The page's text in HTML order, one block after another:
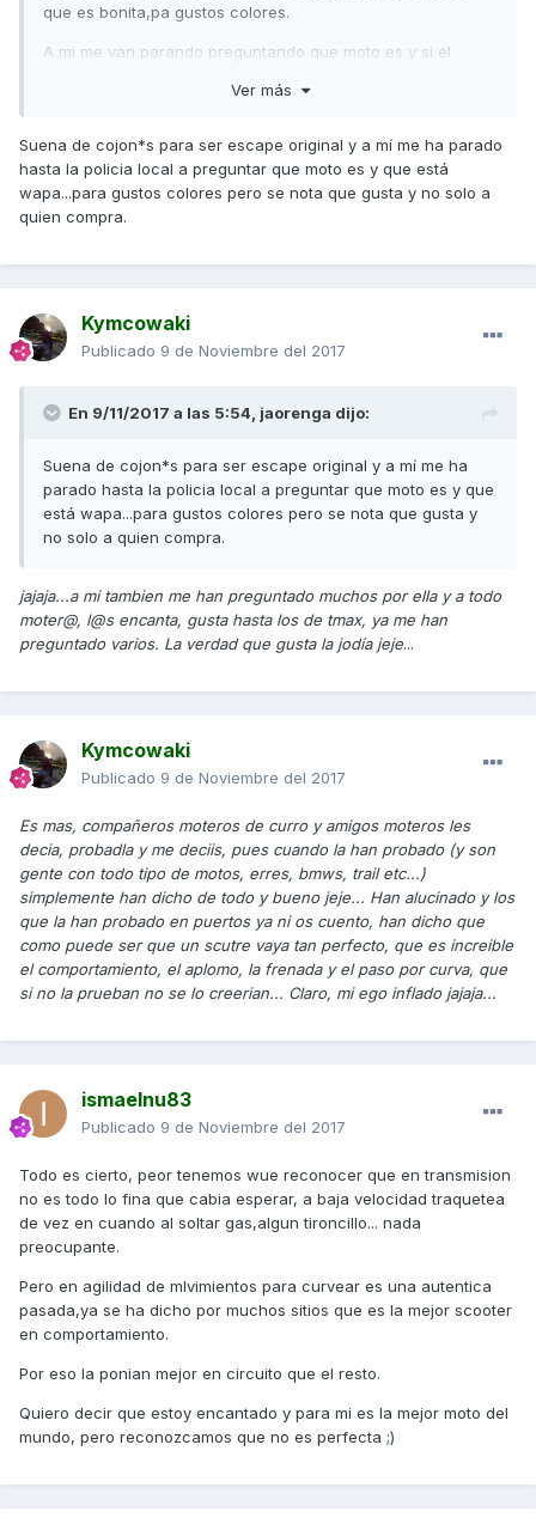
que es bonita,pa gustos colores.
A mi me van parando preguntando que moto es y si el
Ver más
Suena de cojon*s para ser escape original y a mí me ha parado
hasta la policia local a preguntar que moto es y que está
wapa...para gustos colores pero se nota que gusta y no solo a
quien compra.
Kymcowaki
Publicado 9 de Noviembre del 2017
En 9/11/2017 a las 5:54, jaorenga dijo:
Suena de cojon*s para ser escape original y a mí me ha
parado hasta la policia local a preguntar que moto es y que
está wapa...para gustos colores pero se nota que gusta y
no solo a quien compra.
jajaja...a mi tambien me han preguntado muchos por ella y a todo
moter@, l@s encanta, gusta hasta los de tmax, ya me han
preguntado varios. La verdad que gusta la jodía jeje...
Kymcowaki
Publicado 9 de Noviembre del 2017
Es mas, compañeros moteros de curro y amigos moteros les
decia, probadla y me deciis, pues cuando la han probado (y son
gente con todo tipo de motos, erres, bmws, trail etc...)
simplemente han dicho de todo y bueno jeje... Han alucinado y los
que la han probado en puertos ya ni os cuento, han dicho que
como puede ser que un scutre vaya tan perfecto, que es increible
el comportamiento, el aplomo, la frenada y el paso por curva, que
si no la prueban no se lo creerian... Claro, mi ego inflado jajaja...
ismaelnu83
Publicado 9 de Noviembre del 2017
Todo es cierto, peor tenemos wue reconocer que en transmision
no es todo lo fina que cabia esperar, a baja velocidad traquetea
de vez en cuando al soltar gas,algun tironcillo... nada
preocupante.
Pero en agilidad de mlvimientos para curvear es una autentica
pasada,ya se ha dicho por muchos sitios que es la mejor scooter
en comportamiento.
Por eso la ponian mejor en circuito que el resto.
Quiero decir que estoy encantado y para mi es la mejor moto del
mundo, pero reconozcamos que no es perfecta ;)